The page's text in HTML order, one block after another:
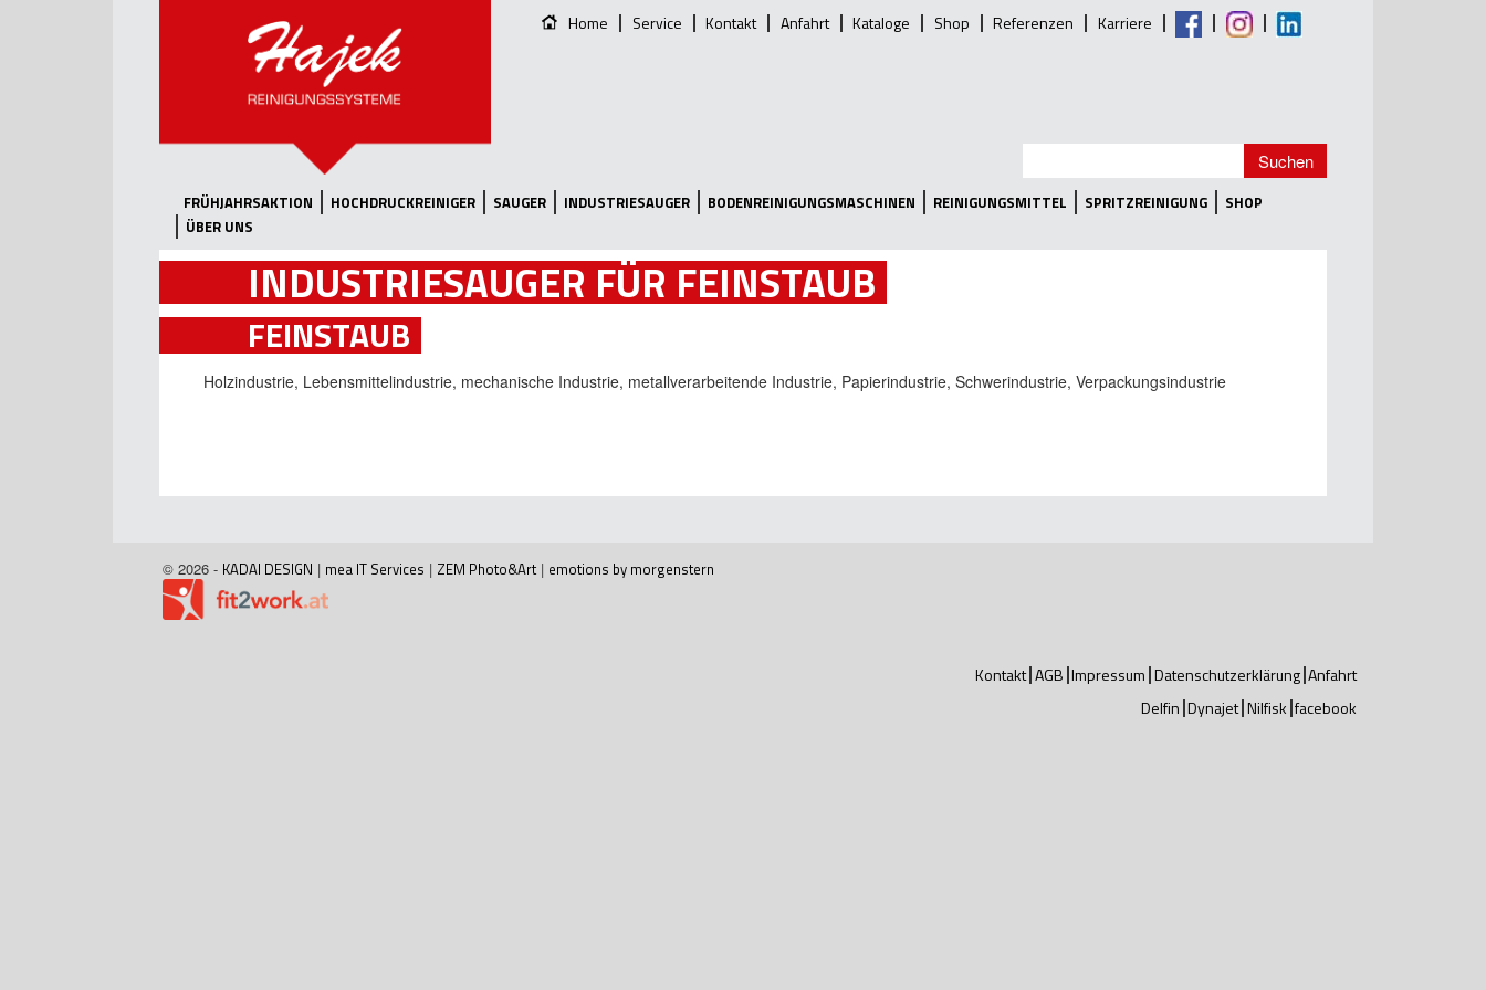
Home Service Kontakt Anfahrt Kataloge Shop Referenzen Karriere
FRÜHJAHRSAKTION HOCHDRUCKREINIGER SAUGER INDUSTRIESAUGER BODENREINIGUNGSMASCHINEN REINIGUNGSMITTEL SPRITZREINIGUNG
SHOP
ÜBER UNS
INDUSTRIESAUGER FÜR FEINSTAUB
FEINSTAUB
Holzindustrie, Lebensmittelindustrie, mechanische Industrie, metallverarbeitende Industrie, Papierindustrie, Schwerindustrie, Verpackungsindustrie
© 2026 - KADAI DESIGN | mea IT Services | ZEM Photo&Art | emotions by morgenstern
Kontakt AGB Impressum Datenschutzerklärung Anfahrt
Delfin Dynajet Nilfisk facebook